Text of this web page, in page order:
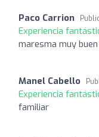
Paco Carrion
Experiencia
maresma muy
Manel Cabello
Experiencia
familiar